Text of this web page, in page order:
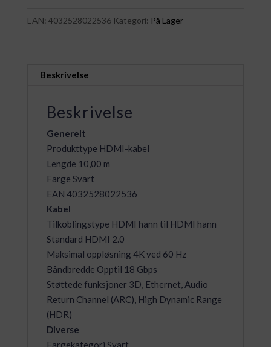
to
Dubai
length:
10.00m,
boxed
antall
EAN: 4032528022536 Kategori: På Lager
Beskrivelse
Beskrivelse
Generelt
Produkttype HDMI-kabel
Lengde 10,00 m
Farge Svart
EAN 4032528022536
Kabel
Tilkoblingstype HDMI hann til HDMI hann
Standard HDMI 2.0
Maksimal oppløsning 4K ved 60 Hz
Båndbredde Opptil 18 Gbps
Støttede funksjoner 3D, Ethernet, Audio
Return Channel (ARC), High Dynamic Range
(HDR)
Diverse
Fargekategori Svart